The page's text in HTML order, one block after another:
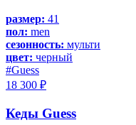
размер: 41
пол: men
сезонность: мульти
цвет: черный
#Guess
18 300 ₽
Кеды Guess